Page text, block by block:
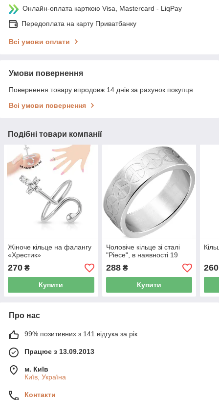
Онлайн-оплата карткою Visa, Mastercard - LiqPay
Передоплата на карту Приватбанку
Всі умови оплати
Умови повернення
Повернення товару впродовж 14 днів за рахунок покупця
Всі умови повернення
Подібні товари компанії
Жіноче кільце на фалангу
«Хрестик»
270 ₴
Купити
Чоловіче кільце зі сталі
"Piece", в наявності 19
288₴
Купити
260
Про нас
99% позитивних з 141 відгука за рік
Працює з 13.09.2013
м. Київ
Київ, Україна
Контакти